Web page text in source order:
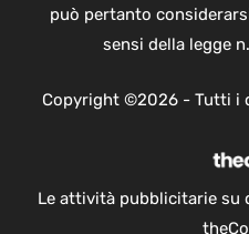
può pertanto
sensi della legge
Copyright ©2026 - Tutti i
Le attività pubblicitarie su